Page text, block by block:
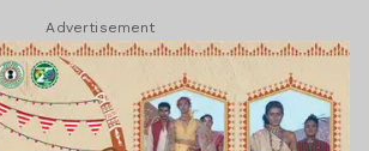
Advertisement